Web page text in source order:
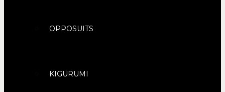
OPPOSUITS
KIGURUMI